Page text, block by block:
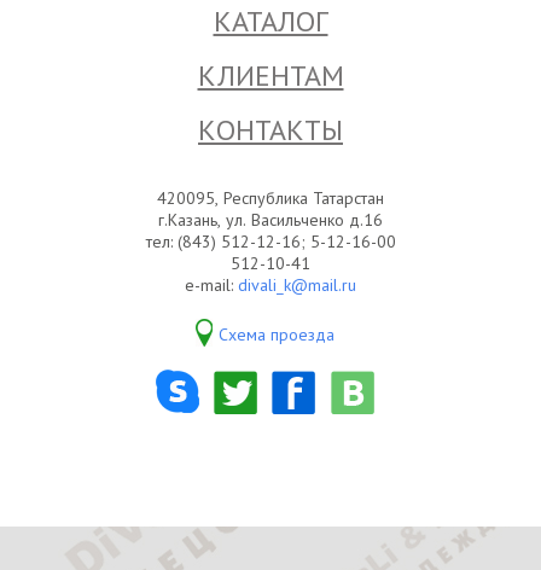
КАТАЛОГ
КЛИЕНТАМ
КОНТАКТЫ
420095, Республика Татарстан
г.Казань, ул. Васильченко д.16
тел: (843) 512-12-16; 5-12-16-00
512-10-41
e-mail: divali_k@mail.ru
Схема проезда